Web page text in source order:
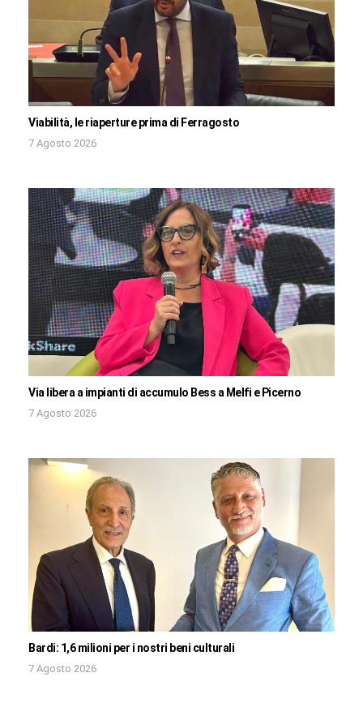
Viabilità, le riaperture prima di Ferragosto
7 Agosto 2026
Via libera a impianti di accumulo Bess a Melfi e Picerno
7 Agosto 2026
Bardi: 1,6 milioni per i nostri beni culturali
7 Agosto 2026